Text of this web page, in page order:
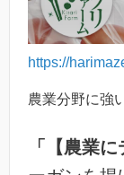
https://
農業分野に強
「【農業